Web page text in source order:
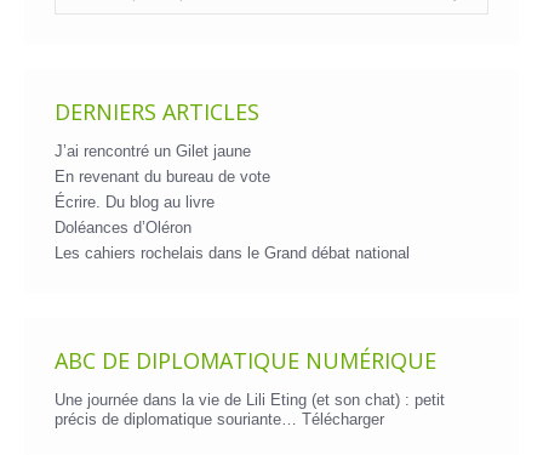
DERNIERS ARTICLES
J’ai rencontré un Gilet jaune
En revenant du bureau de vote
Écrire. Du blog au livre
Doléances d’Oléron
Les cahiers rochelais dans le Grand débat national
ABC DE DIPLOMATIQUE NUMÉRIQUE
Une journée dans la vie de Lili Eting (et son chat) : petit
précis de diplomatique souriante… Télécharger